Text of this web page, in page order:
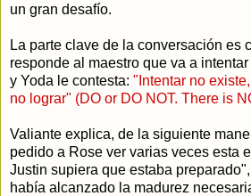
un gran desafío.
La parte clave de la conversación es
responde al maestro que va a
y Yoda le contesta: "Intentar no
no lograr" (DO or DO NOT. There is
Valiante explica, de la siguiente
pedido a Rose ver varias veces esta
Justin supiera que estaba
había alcanzado la madurez